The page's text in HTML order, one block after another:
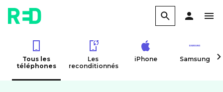
Tous les
téléphones
Les
reconditionnés
iPhone Samsung